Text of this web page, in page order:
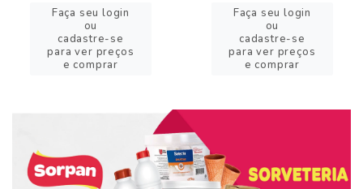
Faça seu login
ou
cadastre-se
para ver preços
e comprar
Faça seu login
ou
cadastre-se
para ver preços
e comprar